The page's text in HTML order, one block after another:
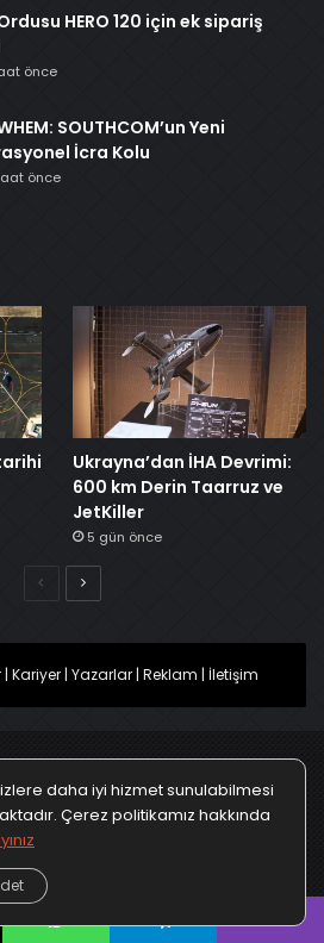
HERO 120 için ek sipariş
önce
SOUTHCOM’un Yeni
İcra Kolu
önce
Ukrayna’dan İHA Devrimi:
600 km Derin Taarruz ve
JetKiller
5 gün önce
ÖncekiSonraki
| Kariyer | Yazarlar | Reklam | İletişim
Politikası
Çerez Politikası
KVKK Politikası
daha iyi hizmet sunulabilmesi
Çerez politikamız hakkında